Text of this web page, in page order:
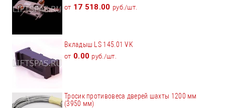
от 17 518.00 руб./шт.
Вкладыш LS 145.01 VK
от 0.00 руб./шт.
Тросик противовеса дверей шахты 1200 мм
(3950 мм)